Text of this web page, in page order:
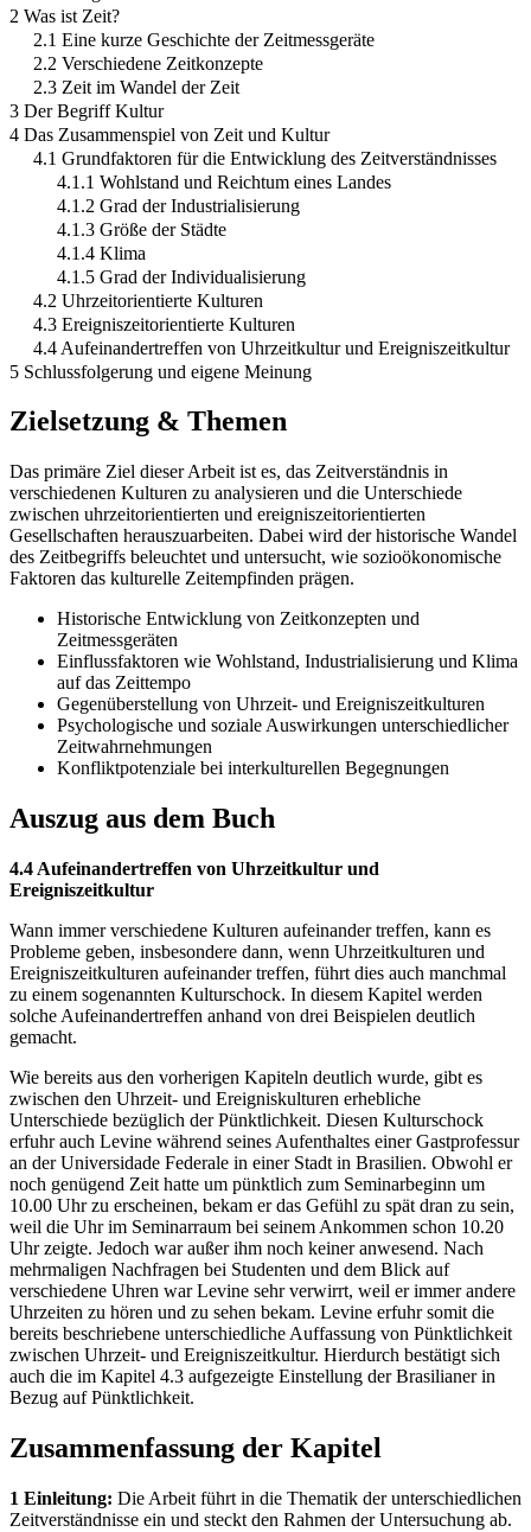
2 Was ist Zeit?
2.1 Eine kurze Geschichte der Zeitmessgeräte
2.2 Verschiedene Zeitkonzepte
2.3 Zeit im Wandel der Zeit
3 Der Begriff Kultur
4 Das Zusammenspiel von Zeit und Kultur
4.1 Grundfaktoren für die Entwicklung des Zeitverständnisses
4.1.1 Wohlstand und Reichtum eines Landes
4.1.2 Grad der Industrialisierung
4.1.3 Größe der Städte
4.1.4 Klima
4.1.5 Grad der Individualisierung
4.2 Uhrzeitorientierte Kulturen
4.3 Ereigniszeitorientierte Kulturen
4.4 Aufeinandertreffen von Uhrzeitkultur und Ereigniszeitkultur
5 Schlussfolgerung und eigene Meinung
Zielsetzung & Themen
Das primäre Ziel dieser Arbeit ist es, das Zeitverständnis in
verschiedenen Kulturen zu analysieren und die Unterschiede
zwischen uhrzeitorientierten und ereigniszeitorientierten
Gesellschaften herauszuarbeiten. Dabei wird der historische Wandel
des Zeitbegriffs beleuchtet und untersucht, wie sozioökonomische
Faktoren das kulturelle Zeitempfinden prägen.
Historische Entwicklung von Zeitkonzepten und
Zeitmessgeräten
Einflussfaktoren wie Wohlstand, Industrialisierung und Klima
auf das Zeittempo
Gegenüberstellung von Uhrzeit- und Ereigniszeitkulturen
Psychologische und soziale Auswirkungen unterschiedlicher
Zeitwahrnehmungen
Konfliktpotenziale bei interkulturellen Begegnungen
Auszug aus dem Buch
4.4 Aufeinandertreffen von Uhrzeitkultur und
Ereigniszeitkultur
Wann immer verschiedene Kulturen aufeinander treffen, kann es
Probleme geben, insbesondere dann, wenn Uhrzeitkulturen und
Ereigniszeitkulturen aufeinander treffen, führt dies auch manchmal
zu einem sogenannten Kulturschock. In diesem Kapitel werden
solche Aufeinandertreffen anhand von drei Beispielen deutlich
gemacht.
Wie bereits aus den vorherigen Kapiteln deutlich wurde, gibt es
zwischen den Uhrzeit- und Ereigniskulturen erhebliche
Unterschiede bezüglich der Pünktlichkeit. Diesen Kulturschock
erfuhr auch Levine während seines Aufenthaltes einer Gastprofessur
an der Universidade Federale in einer Stadt in Brasilien. Obwohl er
noch genügend Zeit hatte um pünktlich zum Seminarbeginn um
10.00 Uhr zu erscheinen, bekam er das Gefühl zu spät dran zu sein,
weil die Uhr im Seminarraum bei seinem Ankommen schon 10.20
Uhr zeigte. Jedoch war außer ihm noch keiner anwesend. Nach
mehrmaligen Nachfragen bei Studenten und dem Blick auf
verschiedene Uhren war Levine sehr verwirrt, weil er immer andere
Uhrzeiten zu hören und zu sehen bekam. Levine erfuhr somit die
bereits beschriebene unterschiedliche Auffassung von Pünktlichkeit
zwischen Uhrzeit- und Ereigniszeitkultur. Hierdurch bestätigt sich
auch die im Kapitel 4.3 aufgezeigte Einstellung der Brasilianer in
Bezug auf Pünktlichkeit.
Zusammenfassung der Kapitel
1 Einleitung: Die Arbeit führt in die Thematik der unterschiedlichen
Zeitverständnisse ein und steckt den Rahmen der Untersuchung ab.